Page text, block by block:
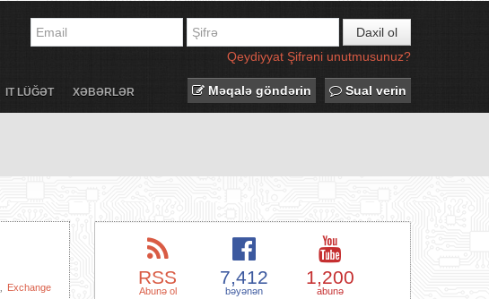
Daxil ol
Qeydiyyat Şifrəni unutmusunuz?
IT LÜĞƏT XƏBƏRLƏR Məqalə göndərin Sual verin
Exchange
RSS
Abunə ol
7,412
bəyənən
1,200
abunə